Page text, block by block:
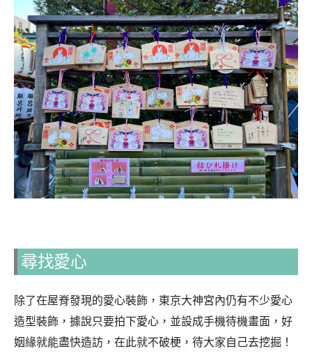
尋找愛心
除了在屋脊發現的愛心裝飾，東京大神宮內仍有不少愛心
造型裝飾，據說只要拍下愛心，並設成手機待機畫面，好
姻緣就能盡快造訪，在此就不破梗，待大家自己去挖掘！